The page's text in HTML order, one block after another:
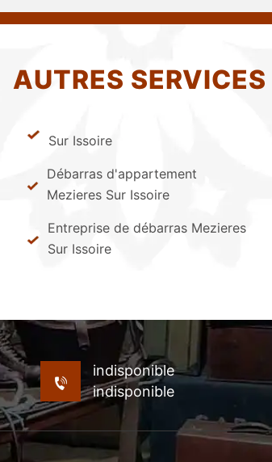
AUTRES SERVICES
Sur Issoire
Débarras d'appartement
Mezieres Sur Issoire
Entreprise de débarras Mezieres
Sur Issoire
indisponible
indisponible